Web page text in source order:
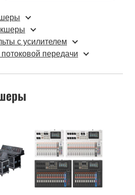
с усилителем
передачи